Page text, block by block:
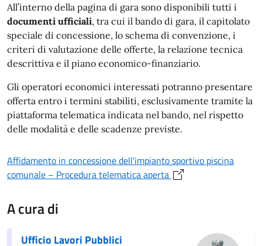
All’interno della pagina di gara sono disponibili tutti i
documenti ufficiali, tra cui il bando di gara, il capitolato
speciale di concessione, lo schema di convenzione, i
criteri di valutazione delle offerte, la relazione tecnica
descrittiva e il piano economico-finanziario.
Gli operatori economici interessati potranno presentare
offerta entro i termini stabiliti, esclusivamente tramite la
piattaforma telematica indicata nel bando, nel rispetto
delle modalità e delle scadenze previste.
Affidamento in concessione dell’impianto sportivo piscina
comunale – Procedura telematica aperta
A cura di
Ufficio Lavori Pubblici